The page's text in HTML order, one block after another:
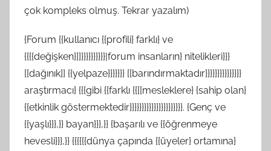
çok kompleks olmuş. Tekrar yazalım)
{Forum {{kullanıcı {{profili} farklı} ve
{{{{değişken}]]}}}}}}}}}}|forum insanların} nitelikleri}}}
[[dağınık]] {{yelpaze}}}}}}} [[barındırmaktadır}}}}}}}}}}}}}}}
araştırmacı} {{{gibi {{farklı {{[[mesleklere} {sahip olan}
{{etkinlik göstermektedir}}}}}}}}}}}}}}}}}}}}}}. {Genç ve
{{yaşlı}}},}} bayan}}},}} {başarılı ve {{öğrenmeye
hevesli}}},}} {{{{{{dünya çapında {{üyeler} ortamına}